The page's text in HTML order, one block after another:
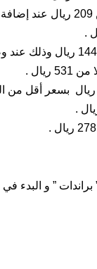
” و البدء في